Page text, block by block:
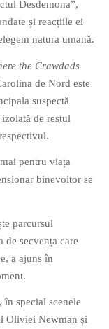
Desdemona”,
și reacțiile ei
natura umană.
the Crawdads
de Nord este
suspectă
de restul
pentru viața
binevoitor se
parcursul
de secvența care
a ajuns în
în special scenele
Oliviei Newman și